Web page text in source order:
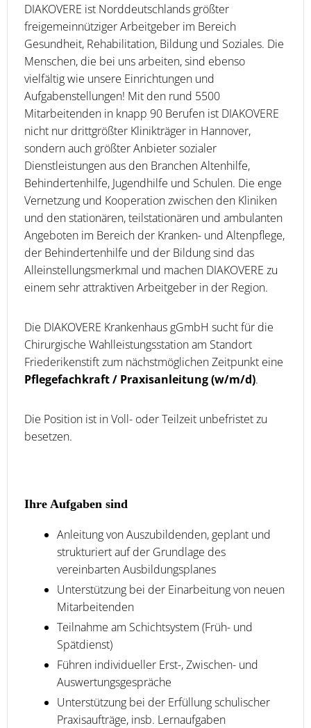
DIAKOVERE ist Norddeutschlands größter
freigemeinnütziger Arbeitgeber im Bereich
Gesundheit, Rehabilitation, Bildung und Soziales. Die
Menschen, die bei uns arbeiten, sind ebenso
vielfältig wie unsere Einrichtungen und
Aufgabenstellungen! Mit den rund 5500
Mitarbeitenden in knapp 90 Berufen ist DIAKOVERE
nicht nur drittgrößter Klinikträger in Hannover,
sondern auch größter Anbieter sozialer
Dienstleistungen aus den Branchen Altenhilfe,
Behindertenhilfe, Jugendhilfe und Schulen. Die enge
Vernetzung und Kooperation zwischen den Kliniken
und den stationären, teilstationären und ambulanten
Angeboten im Bereich der Kranken- und Altenpflege,
der Behindertenhilfe und der Bildung sind das
Alleinstellungsmerkmal und machen DIAKOVERE zu
einem sehr attraktiven Arbeitgeber in der Region.
Die DIAKOVERE Krankenhaus gGmbH sucht für die
Chirurgische Wahlleistungsstation am Standort
Friederikenstift zum nächstmöglichen Zeitpunkt eine
Pflegefachkraft / Praxisanleitung (w/m/d).
Die Position ist in Voll- oder Teilzeit unbefristet zu
besetzen.
Ihre Aufgaben sind
Anleitung von Auszubildenden, geplant und
strukturiert auf der Grundlage des
vereinbarten Ausbildungsplanes
Unterstützung bei der Einarbeitung von neuen
Mitarbeitenden
Teilnahme am Schichtsystem (Früh- und
Spätdienst)
Führen individueller Erst-, Zwischen- und
Auswertungsgespräche
Unterstützung bei der Erfüllung schulischer
Praxisaufträge, insb. Lernaufgaben